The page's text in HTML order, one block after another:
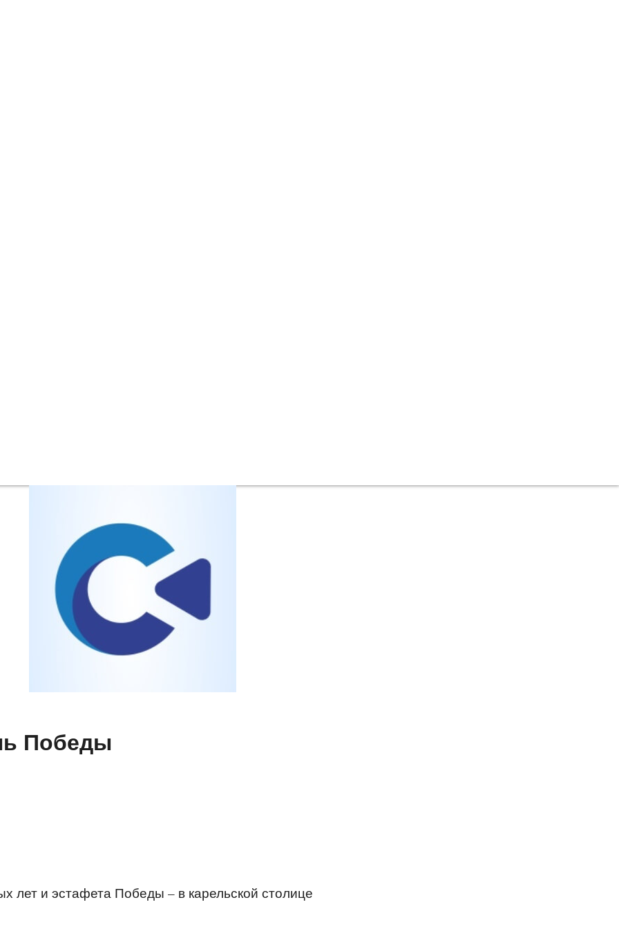
Победы
лет и эстафета Победы – в карельской столице